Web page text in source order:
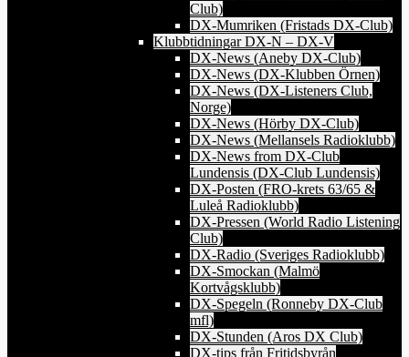
Club)
DX-Mumriken (Fristads DX-Club)
Klubbtidningar DX-N – DX-V
DX-News (Aneby DX-Club)
DX-News (DX-Klubben Örnen)
DX-News (DX-Listeners Club,
Norge)
DX-News (Hörby DX-Club)
DX-News (Mellansels Radioklubb)
DX-News from DX-Club
Lundensis (DX-Club Lundensis)
DX-Posten (FRO-krets 63/65 &
Luleå Radioklubb)
DX-Pressen (World Radio Listening
Club)
DX-Radio (Sveriges Radioklubb)
DX-Smockan (Malmö
Kortvågsklubb)
DX-Spegeln (Ronneby DX-Club
mfl)
DX-Stunden (Aros DX Club)
DX-tips från Fritidsbyrån